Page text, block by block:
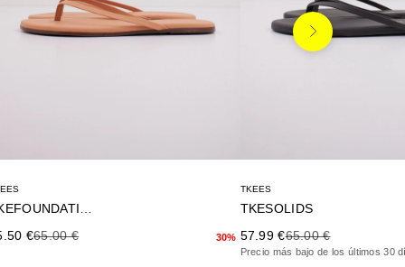
de oferta
€Precio anterior
65.00 € 30%
TKEES
TKESOLIDS
Precio de oferta
57.99 €Precio anterior
65.00 €
Precio más bajo de los últimos 30
Siguiente